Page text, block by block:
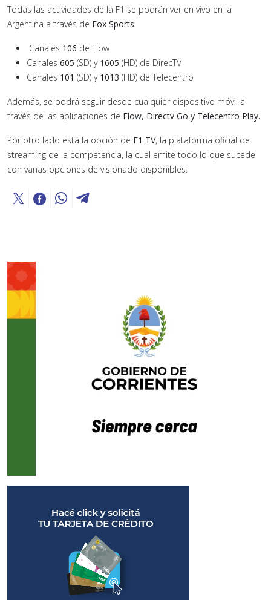
Todas las actividades de la F1 se podrán ver en vivo en la
Argentina a través de Fox Sports:
Canales 106 de Flow
Canales 605 (SD) y 1605 (HD) de DirecTV
Canales 101 (SD) y 1013 (HD) de Telecentro
Además, se podrá seguir desde cualquier dispositivo móvil a
través de las aplicaciones de Flow, Directv Go y Telecentro Play.
Por otro lado está la opción de F1 TV, la plataforma oficial de
streaming de la competencia, la cual emite todo lo que sucede
con varias opciones de visionado disponibles.